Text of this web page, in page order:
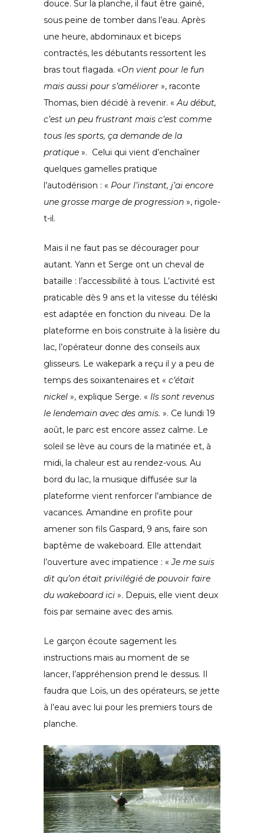
douce. Sur la planche, il faut être gainé,
sous peine de tomber dans l’eau. Après
une heure, abdominaux et biceps
contractés, les débutants ressortent les
bras tout flagada. «On vient pour le fun
mais aussi pour s’améliorer », raconte
Thomas, bien décidé à revenir. «Au début,
c’est un peu frustrant mais c’est comme
tous les sports, ça demande de la
pratique ». Celui qui vient d’enchaîner
quelques gamelles pratique
l’autodérision : « Pour l’instant, j’ai encore
une grosse marge de progression », rigole-
t-il.
Mais il ne faut pas se décourager pour
autant. Yann et Serge ont un cheval de
bataille : l’accessibilité à tous. L’activité est
praticable dès 9 ans et la vitesse du téléski
est adaptée en fonction du niveau. De la
plateforme en bois construite à la lisière du
lac, l’opérateur donne des conseils aux
glisseurs. Le wakepark a reçu il y a peu de
temps des soixantenaires et « c’était
nickel », explique Serge. « Ils sont revenus
le lendemain avec des amis. ». Ce lundi 19
août, le parc est encore assez calme. Le
soleil se lève au cours de la matinée et, à
midi, la chaleur est au rendez-vous. Au
bord du lac, la musique diffusée sur la
plateforme vient renforcer l’ambiance de
vacances. Amandine en profite pour
amener son fils Gaspard, 9 ans, faire son
baptême de wakeboard. Elle attendait
l’ouverture avec impatience : «Je me suis
dit qu’on était privilégié de pouvoir faire
du wakeboard ici ». Depuis, elle vient deux
fois par semaine avec des amis.
Le garçon écoute sagement les
instructions mais au moment de se
lancer, l’appréhension prend le dessus. Il
faudra que Loïs, un des opérateurs, se jette
à l’eau avec lui pour les premiers tours de
planche.